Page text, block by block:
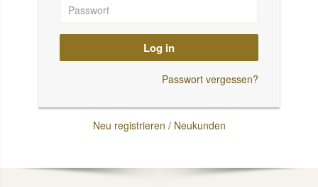
Log in
Passwort vergessen?
Neu registrieren / Neukunden